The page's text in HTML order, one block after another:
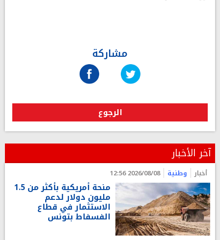
مشاركة
الرجوع
آخر الأخبار
أخبار وطنية 2026/08/08 12:56
منحة أمريكية بأكثر من 1.5
مليون دولار لدعم
الاستثمار في قطاع
الفسفاط بتونس